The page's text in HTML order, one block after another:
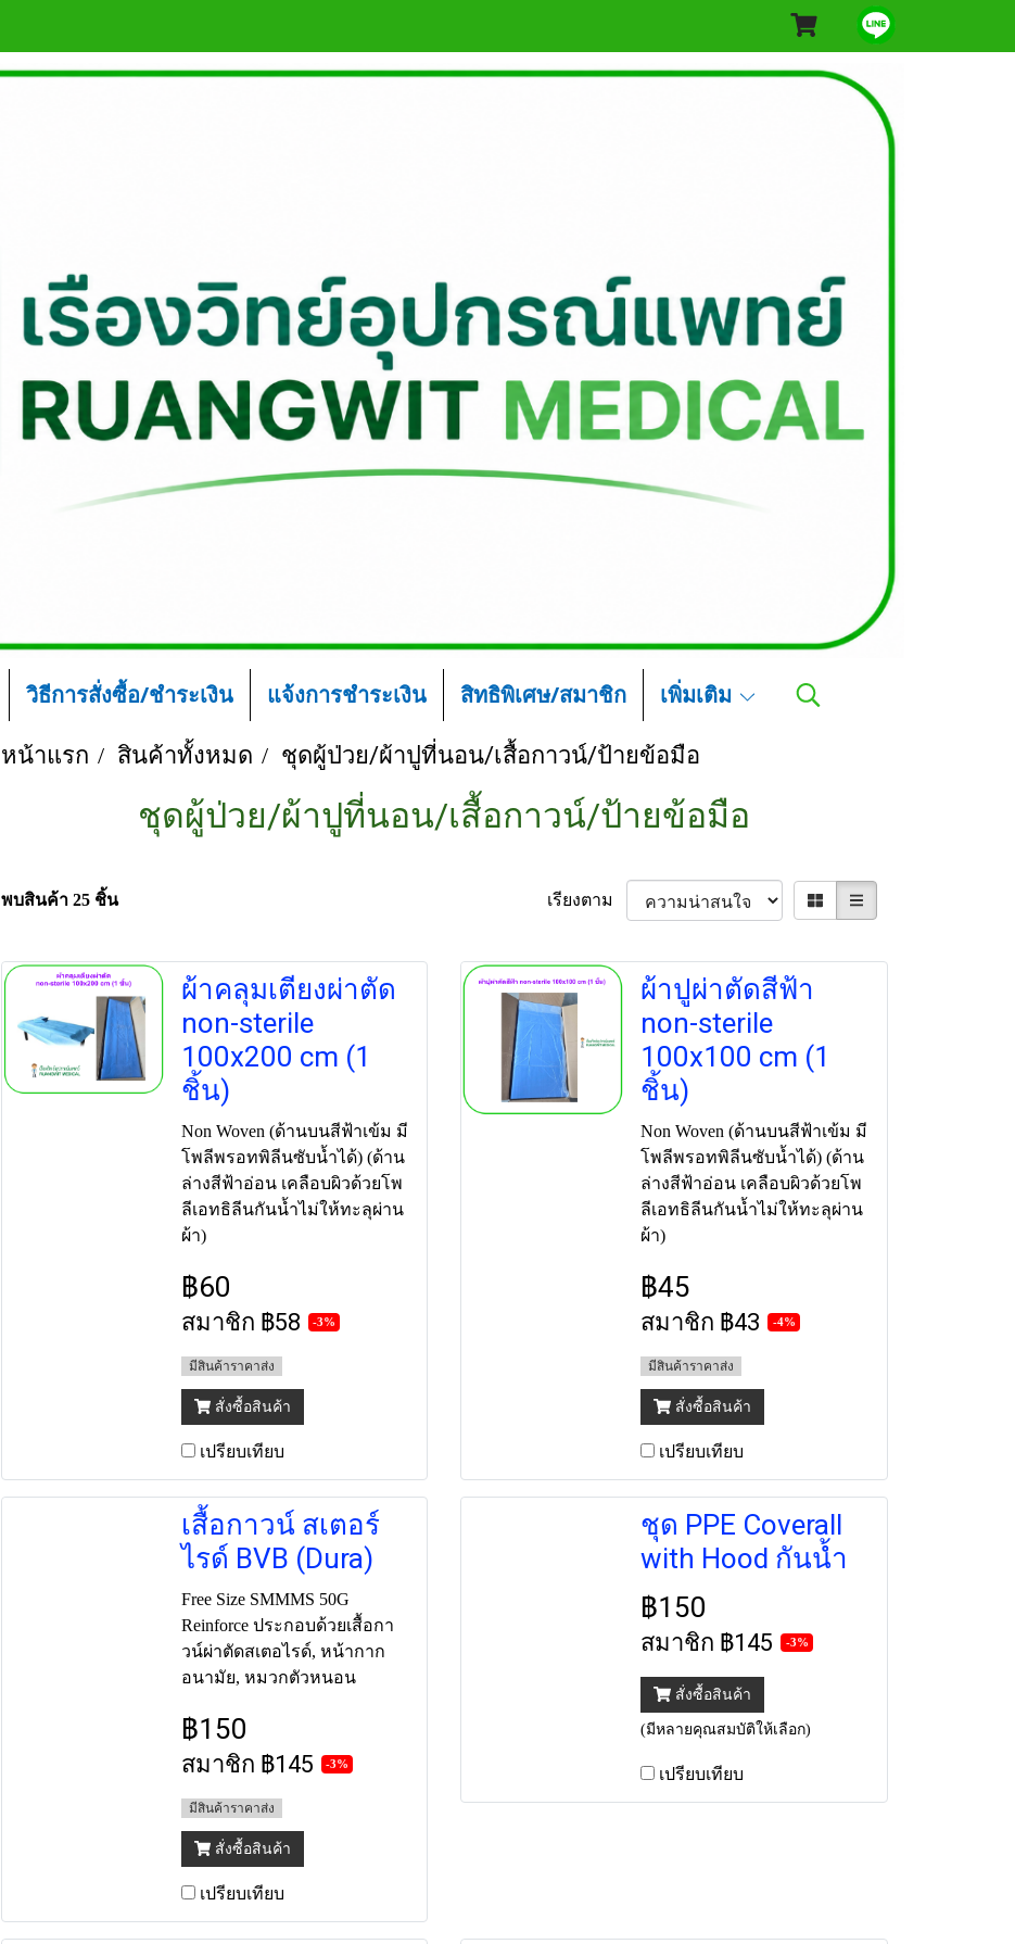
วิธีการสั่งซื้อ/ชำระเงิน แจ้งการชำระเงิน สิทธิพิเศษ/สมาชิก เพิ่มเติม
หน้าแรก สินค้าทั้งหมด ชุดผู้ป่วย/ผ้าปูที่นอน/เสื้อกาวน์/ป้ายข้อมือ
ชุดผู้ป่วย/ผ้าปูที่นอน/เสื้อกาวน์/ป้ายข้อมือ
พบสินค้า 25 ชิ้น เรียงตาม
ผ้าคลุมเตียงผ่าตัด
non-sterile
100x200 cm (1
ชิ้น)
Non Woven (ด้านบนสีฟ้าเข้ม มี
โพลีพรอทพิลีนซับน้ำได้) (ด้าน
ล่างสีฟ้าอ่อน เคลือบผิวด้วยโพ
ลีเอทธิลีนกันน้ำไม่ให้ทะลุผ่าน
ผ้า)
฿60
สมาชิก ฿58 -3%
มีสินค้าราคาส่ง
สั่งซื้อสินค้า
เปรียบเทียบ
ผ้าปูผ่าตัดสีฟ้า
non-sterile
100x100 cm (1
ชิ้น)
Non Woven (ด้านบนสีฟ้าเข้ม มี
โพลีพรอทพิลีนซับน้ำได้) (ด้าน
ล่างสีฟ้าอ่อน เคลือบผิวด้วยโพ
ลีเอทธิลีนกันน้ำไม่ให้ทะลุผ่าน
ผ้า)
฿45
สมาชิก ฿43 -4%
มีสินค้าราคาส่ง
สั่งซื้อสินค้า
เปรียบเทียบ
เสื้อกาวน์ สเตอร์
ไรด์ BVB (Dura)
Free Size SMMMS 50G
Reinforce ประกอบด้วยเสื้อกา
วน์ผ่าตัดสเตอไรด์, หน้ากาก
อนามัย, หมวกตัวหนอน
฿150
สมาชิก ฿145 -3%
มีสินค้าราคาส่ง
สั่งซื้อสินค้า
เปรียบเทียบ
ชุด PPE Coverall
with Hood กันน้ำ
฿150
สมาชิก ฿145 -3%
สั่งซื้อสินค้า
(มีหลายคุณสมบัติให้เลือก)
เปรียบเทียบ